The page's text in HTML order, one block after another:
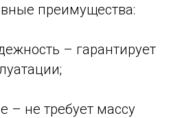
преимущества:
– гарантирует
– не требует массу